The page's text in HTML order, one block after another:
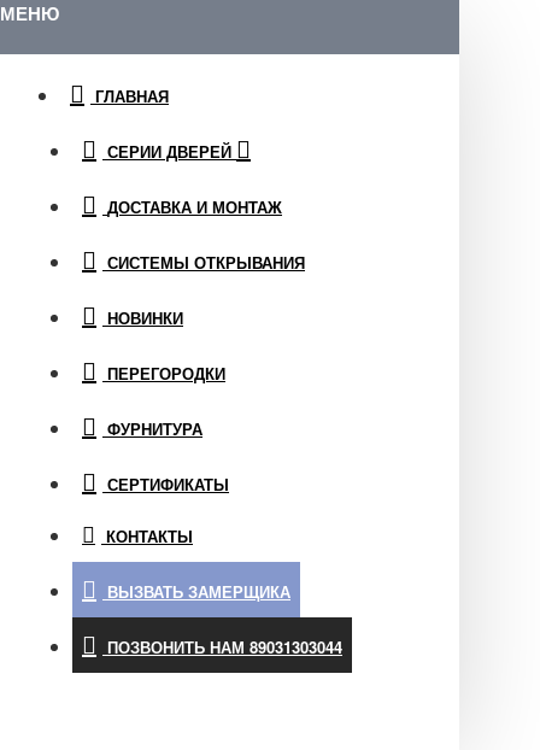
МЕНЮ
ГЛАВНАЯ
СЕРИИ ДВЕРЕЙ
ДОСТАВКА И МОНТАЖ
СИСТЕМЫ ОТКРЫВАНИЯ
НОВИНКИ
ПЕРЕГОРОДКИ
ФУРНИТУРА
СЕРТИФИКАТЫ
КОНТАКТЫ
ВЫЗВАТЬ ЗАМЕРЩИКА
ПОЗВОНИТЬ НАМ 89031303044